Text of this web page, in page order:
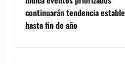
n
a
continuarán tendencia estable
hasta fin de año